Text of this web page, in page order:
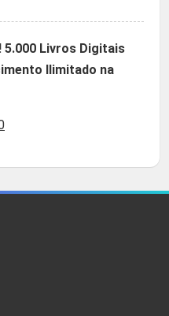
é:
29,90.
5.000 Livros Digitais
Ilimitado na
O
atual
é: